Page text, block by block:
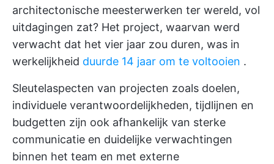
architectonische meesterwerken ter wereld, vol
uitdagingen zat? Het project, waarvan werd
verwacht dat het vier jaar zou duren, was in
werkelijkheid duurde 14 jaar om te voltooien .
Sleutelaspecten van projecten zoals doelen,
individuele verantwoordelijkheden, tijdlijnen en
budgetten zijn ook afhankelijk van sterke
communicatie en duidelijke verwachtingen
binnen het team en met externe